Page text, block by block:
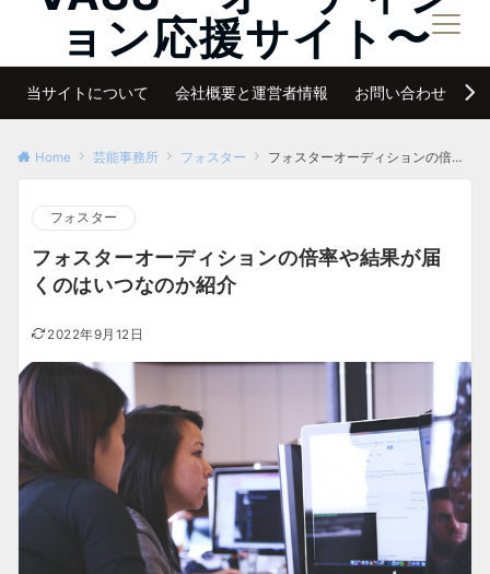
ョン応援サイト〜メニュー
当サイトについて 会社概要と運営者情報 お問い合わせ
Home 芸能事務所 フォスター フォスターオーディションの倍率や結果が届くのはいつなのか紹介
フォスター
フォスターオーディションの倍率や結果が届
くのはいつなのか紹介
2022年9月12日